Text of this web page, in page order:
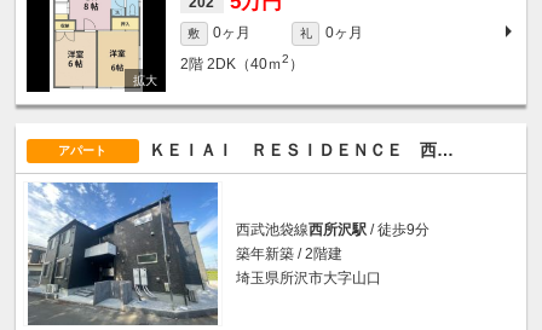
敷 0ヶ月 礼
0ヶ月
2階 2DK（40ｍ2 ）
アパート ＫＥＩＡＩ ＲＥＳＩＤＥＮＣＥ 西所沢III
西武池袋線西所沢駅 / 徒歩9分
築年新築 / 2階建
埼玉県所沢市大字山口